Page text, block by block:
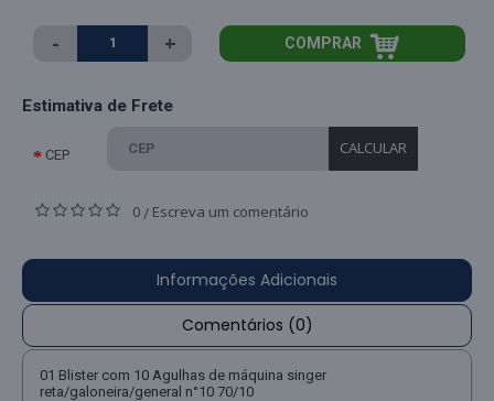
- + COMPRAR
Estimativa de Frete
CEP CALCULAR
0 / Escreva um comentário
Informações Adicionais
Comentários (0)
01 Blister com 10 Agulhas de máquina singer
reta/galoneira/general n°10 70/10